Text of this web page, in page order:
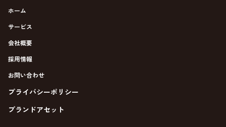
ホーム
サービス
会社概要
採用情報
お問い合わせ
プライバシーポリシー
ブランドアセット